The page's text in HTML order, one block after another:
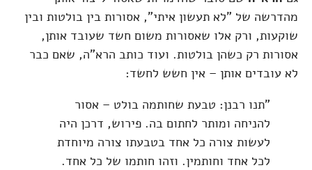
מהדרשה של "לא תעשון איתי", אסורות בין בולטות ובין
שוקעות, ורק אלו שאסורות משום חשד שעובד אותן,
אסורות רק כשהן בולטות. ועוד כותב הרא"ה, שאם כבר
לא עובדים אותן – אין חשש לחשד:
"תנו רבנן: טבעת שחותמה בולט – אסור
להניחה ומותר לחתום בה. פירוש, דרכן היה
לעשות צורה כל אחד בטבעתו צורה מיוחדת
לכל אחד וחותמין. וזהו חותמו של כל אחד.